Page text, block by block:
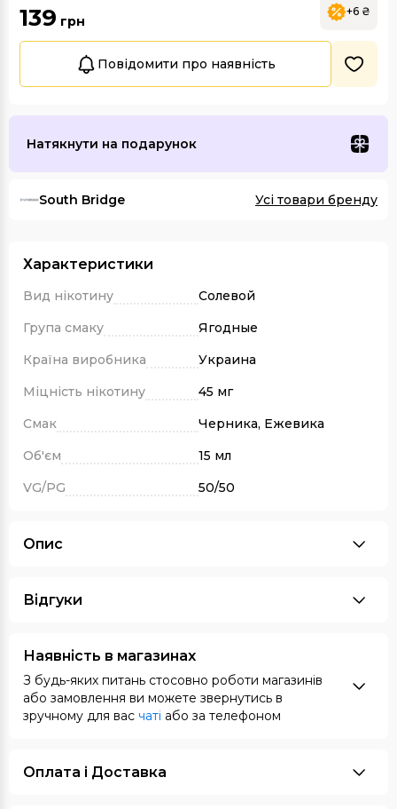
139 грн
+6 ₴
Повідомити про наявність
Натякнути на подарунок
South Bridge Усі товари бренду
Характеристики
Вид нікотину
Солевой
Група смаку
Ягодные
Країна виробника
Украина
Міцність нікотину
45 мг
Смак
Черника, Ежевика
Об'єм
15 мл
VG/PG
50/50
Опис
Відгуки
Наявність в магазинах
З будь-яких питань стосовно роботи магазинів
або замовлення ви можете звернутись в
зручному для вас чаті або за телефоном
Оплата i Доставка